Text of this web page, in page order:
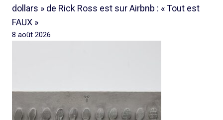
dollars » de Rick Ross est sur Airbnb : « Tout est
FAUX »
8 août 2026